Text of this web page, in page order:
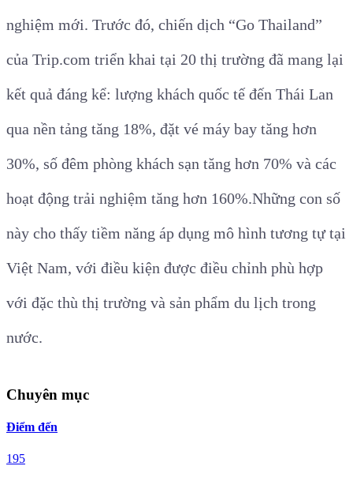
nghiệm mới. Trước đó, chiến dịch “Go Thailand”
của Trip.com triển khai tại 20 thị trường đã mang lại
kết quả đáng kể: lượng khách quốc tế đến Thái Lan
qua nền tảng tăng 18%, đặt vé máy bay tăng hơn
30%, số đêm phòng khách sạn tăng hơn 70% và các
hoạt động trải nghiệm tăng hơn 160%.Những con số
này cho thấy tiềm năng áp dụng mô hình tương tự tại
Việt Nam, với điều kiện được điều chỉnh phù hợp
với đặc thù thị trường và sản phẩm du lịch trong
nước.
Chuyên mục
Điểm đến
195